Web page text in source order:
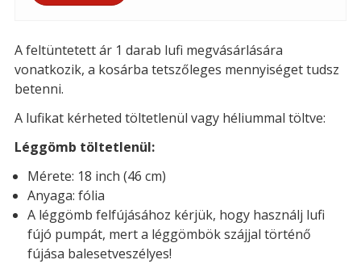
A feltüntetett ár 1 darab lufi megvásárlására
vonatkozik, a kosárba tetszőleges mennyiséget tudsz
betenni.
A lufikat kérheted töltetlenül vagy héliummal töltve:
Léggömb töltetlenül:
Mérete: 18 inch (46 cm)
Anyaga: fólia
A léggömb felfújásához kérjük, hogy használj lufi
fújó pumpát, mert a léggömbök szájjal történő
fújása balesetveszélyes!